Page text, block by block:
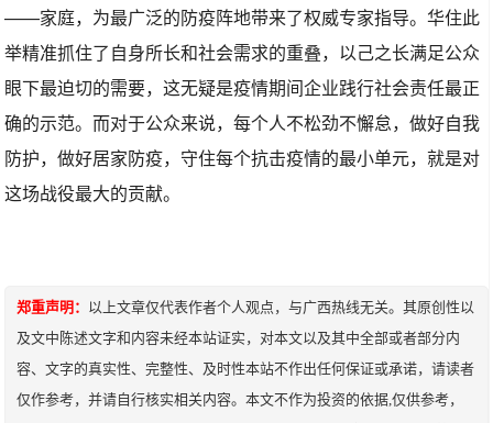
——家庭，为最广泛的防疫阵地带来了权威专家指导。华住此
举精准抓住了自身所长和社会需求的重叠，以己之长满足公众
眼下最迫切的需要，这无疑是疫情期间企业践行社会责任最正
确的示范。而对于公众来说，每个人不松劲不懈怠，做好自我
防护，做好居家防疫，守住每个抗击疫情的最小单元，就是对
这场战役最大的贡献。
郑重声明： 以上文章仅代表作者个人观点，与广西热线无关。其原创性以
及文中陈述文字和内容未经本站证实，对本文以及其中全部或者部分内
容、文字的真实性、完整性、及时性本站不作出任何保证或承诺，请读者
仅作参考，并请自行核实相关内容。本文不作为投资的依据,仅供参考，